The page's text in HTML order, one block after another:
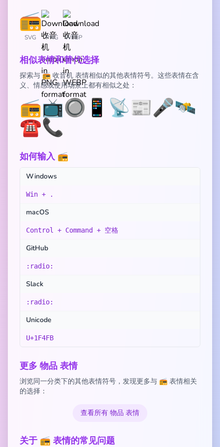
SVG PNG WEBP
相似表情和替代选择
探索与 📻 收音机 表情相似的其他表情符号。这些表情在含
义、情感或使用场景上都有相似之处：
📻📺🔘 📱 📡📰🎤🛰️
☎️📞
如何输入 📻
Windows
Win + .
macOS
Control + Command + 空格
GitHub
:radio:
Slack
:radio:
Unicode
U+1F4FB
更多 物品 表情
浏览同一分类下的其他表情符号，发现更多与 📻 表情相关
的选择：
查看所有 物品 表情
关于 📻 表情的常见问题